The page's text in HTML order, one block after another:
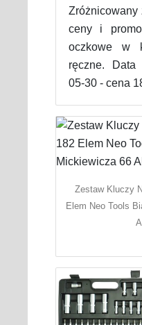
Zróżnicowany
ceny i
oczkowe w
ręczne. Data
05-30 - cena
Zestaw Kluczy
Elem Neo Tools